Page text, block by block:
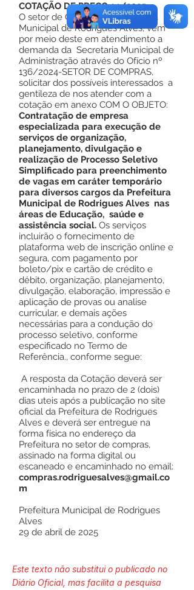
COTAÇÃO DE PREÇO 14/2025
O setor de Compras da Prefeitura
Municipal de Rodrigues Alves, vem
por meio deste em atendimento a
demanda da Secretaria Municipal de
Administração através do Ofício nº
136/2024-SETOR DE COMPRAS,
solicitar dos possíveis interessados a
gentileza de nos atender com a
cotação em anexo COM O OBJETO:
Contratação de empresa
especializada para execução de
serviços de organização,
planejamento, divulgação e
realização de Processo Seletivo
Simplificado para preenchimento
de vagas em caráter temporário
para diversos cargos da Prefeitura
Municipal de Rodrigues Alves nas
áreas de Educação, saúde e
assistência social. Os serviços
incluirão o fornecimento de
plataforma web de inscrição online e
segura, com pagamento por
boleto/pix e cartão de crédito e
débito, organização, planejamento,
divulgação, elaboração, impressão e
aplicação de provas ou analise
curricular, e demais ações
necessárias para a condução do
processo seletivo, conforme
especificado no Termo de
Referência., conforme segue:
A resposta da Cotação deverá ser
encaminhada no prazo de 2 (dois)
dias uteis após a publicação no site
oficial da Prefeitura de Rodrigues
Alves e deverá ser entregue na
forma física no endereço da
Prefeitura no setor de compras,
assinado na forma digital ou
escaneado e encaminhado no email:
compras.rodriguesalves@gmail.co
m
Prefeitura Municipal de Rodrigues
Alves
29 de abril de 2025
Este texto não substitui o publicado no
Diário Oficial, mas facilita a pesquisa